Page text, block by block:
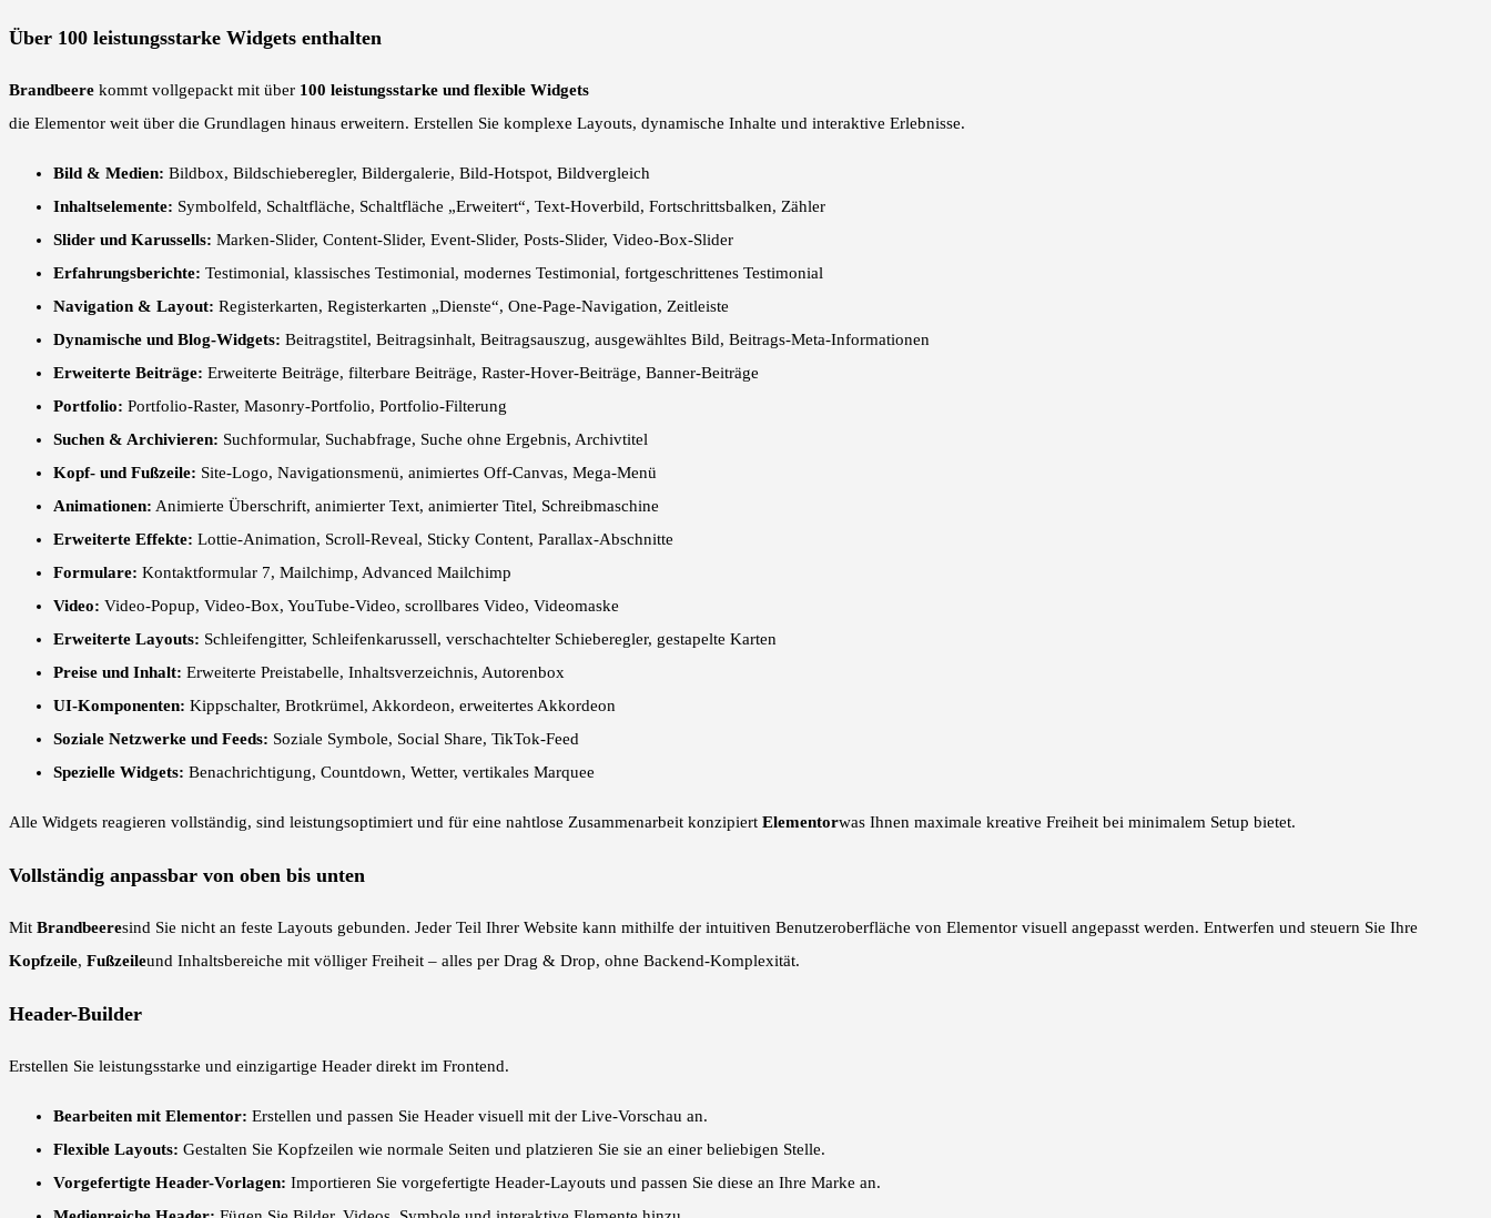
Über 100 leistungsstarke Widgets enthalten
Brandbeere kommt vollgepackt mit über 100 leistungsstarke und flexible Widgets
die Elementor weit über die Grundlagen hinaus erweitern. Erstellen Sie komplexe Layouts, dynamische Inhalte und interaktive Erlebnisse.
Bild & Medien: Bildbox, Bildschieberegler, Bildergalerie, Bild-Hotspot, Bildvergleich
Inhaltselemente: Symbolfeld, Schaltfläche, Schaltfläche „Erweitert“, Text-Hoverbild, Fortschrittsbalken, Zähler
Slider und Karussells: Marken-Slider, Content-Slider, Event-Slider, Posts-Slider, Video-Box-Slider
Erfahrungsberichte: Testimonial, klassisches Testimonial, modernes Testimonial, fortgeschrittenes Testimonial
Navigation & Layout: Registerkarten, Registerkarten „Dienste“, One-Page-Navigation, Zeitleiste
Dynamische und Blog-Widgets: Beitragstitel, Beitragsinhalt, Beitragsauszug, ausgewähltes Bild, Beitrags-Meta-Informationen
Erweiterte Beiträge: Erweiterte Beiträge, filterbare Beiträge, Raster-Hover-Beiträge, Banner-Beiträge
Portfolio: Portfolio-Raster, Masonry-Portfolio, Portfolio-Filterung
Suchen & Archivieren: Suchformular, Suchabfrage, Suche ohne Ergebnis, Archivtitel
Kopf- und Fußzeile: Site-Logo, Navigationsmenü, animiertes Off-Canvas, Mega-Menü
Animationen: Animierte Überschrift, animierter Text, animierter Titel, Schreibmaschine
Erweiterte Effekte: Lottie-Animation, Scroll-Reveal, Sticky Content, Parallax-Abschnitte
Formulare: Kontaktformular 7, Mailchimp, Advanced Mailchimp
Video: Video-Popup, Video-Box, YouTube-Video, scrollbares Video, Videomaske
Erweiterte Layouts: Schleifengitter, Schleifenkarussell, verschachtelter Schieberegler, gestapelte Karten
Preise und Inhalt: Erweiterte Preistabelle, Inhaltsverzeichnis, Autorenbox
UI-Komponenten: Kippschalter, Brotkrümel, Akkordeon, erweitertes Akkordeon
Soziale Netzwerke und Feeds: Soziale Symbole, Social Share, TikTok-Feed
Spezielle Widgets: Benachrichtigung, Countdown, Wetter, vertikales Marquee
Alle Widgets reagieren vollständig, sind leistungsoptimiert und für eine nahtlose Zusammenarbeit konzipiert Elementorwas Ihnen maximale kreative Freiheit bei minimalem Setup bietet.
Vollständig anpassbar von oben bis unten
Mit Brandbeeresind Sie nicht an feste Layouts gebunden. Jeder Teil Ihrer Website kann mithilfe der intuitiven Benutzeroberfläche von Elementor visuell angepasst werden. Entwerfen und steuern Sie Ihre
Kopfzeile, Fußzeileund Inhaltsbereiche mit völliger Freiheit – alles per Drag & Drop, ohne Backend-Komplexität.
Header-Builder
Erstellen Sie leistungsstarke und einzigartige Header direkt im Frontend.
Bearbeiten mit Elementor: Erstellen und passen Sie Header visuell mit der Live-Vorschau an.
Flexible Layouts: Gestalten Sie Kopfzeilen wie normale Seiten und platzieren Sie sie an einer beliebigen Stelle.
Vorgefertigte Header-Vorlagen: Importieren Sie vorgefertigte Header-Layouts und passen Sie diese an Ihre Marke an.